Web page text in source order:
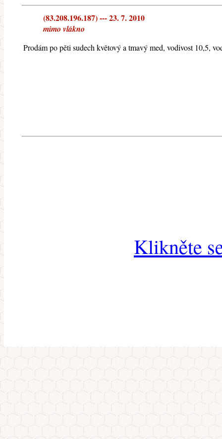
(83.208.196.187) --- 23. 7. 2010
mimo vlákno
Prodám po pěti sudech květový a tmavý med, vodivost 10,5,
Klikněte